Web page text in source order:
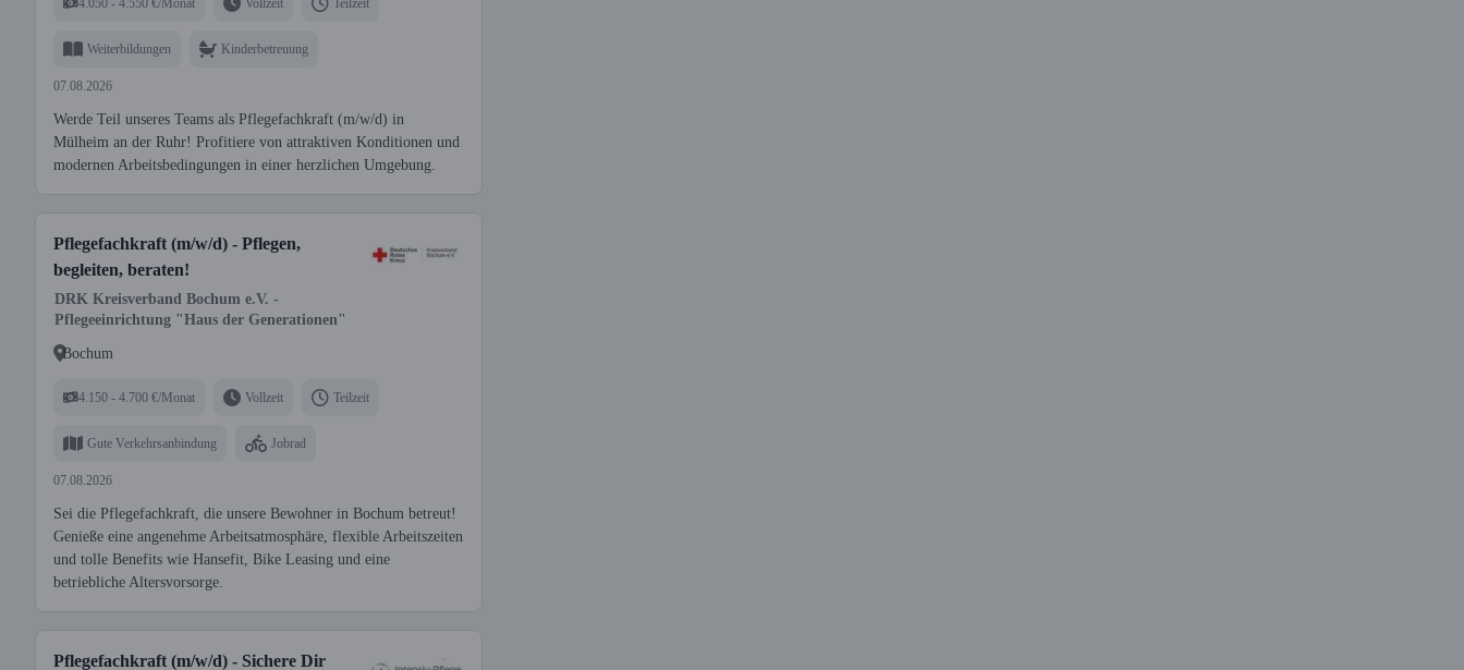
Weiterbildungen Kinderbetreuung
07.08.2026
Werde Teil unseres Teams als Pflegefachkraft (m/w/d) in
Mülheim an der Ruhr! Profitiere von attraktiven Konditionen und
modernen Arbeitsbedingungen in einer herzlichen Umgebung.
Pflegefachkraft (m/w/d) - Pflegen,
begleiten, beraten!
DRK Kreisverband Bochum e.V. -
Pflegeeinrichtung "Haus der Generationen"
Bochum
4.150 - 4.700 €/Monat Vollzeit Teilzeit
Gute Verkehrsanbindung Jobrad
07.08.2026
Sei die Pflegefachkraft, die unsere Bewohner in Bochum betreut!
Genieße eine angenehme Arbeitsatmosphäre, flexible Arbeitszeiten
und tolle Benefits wie Hansefit, Bike Leasing und eine
betriebliche Altersvorsorge.
Pflegefachkraft (m/w/d) - Sichere Dir